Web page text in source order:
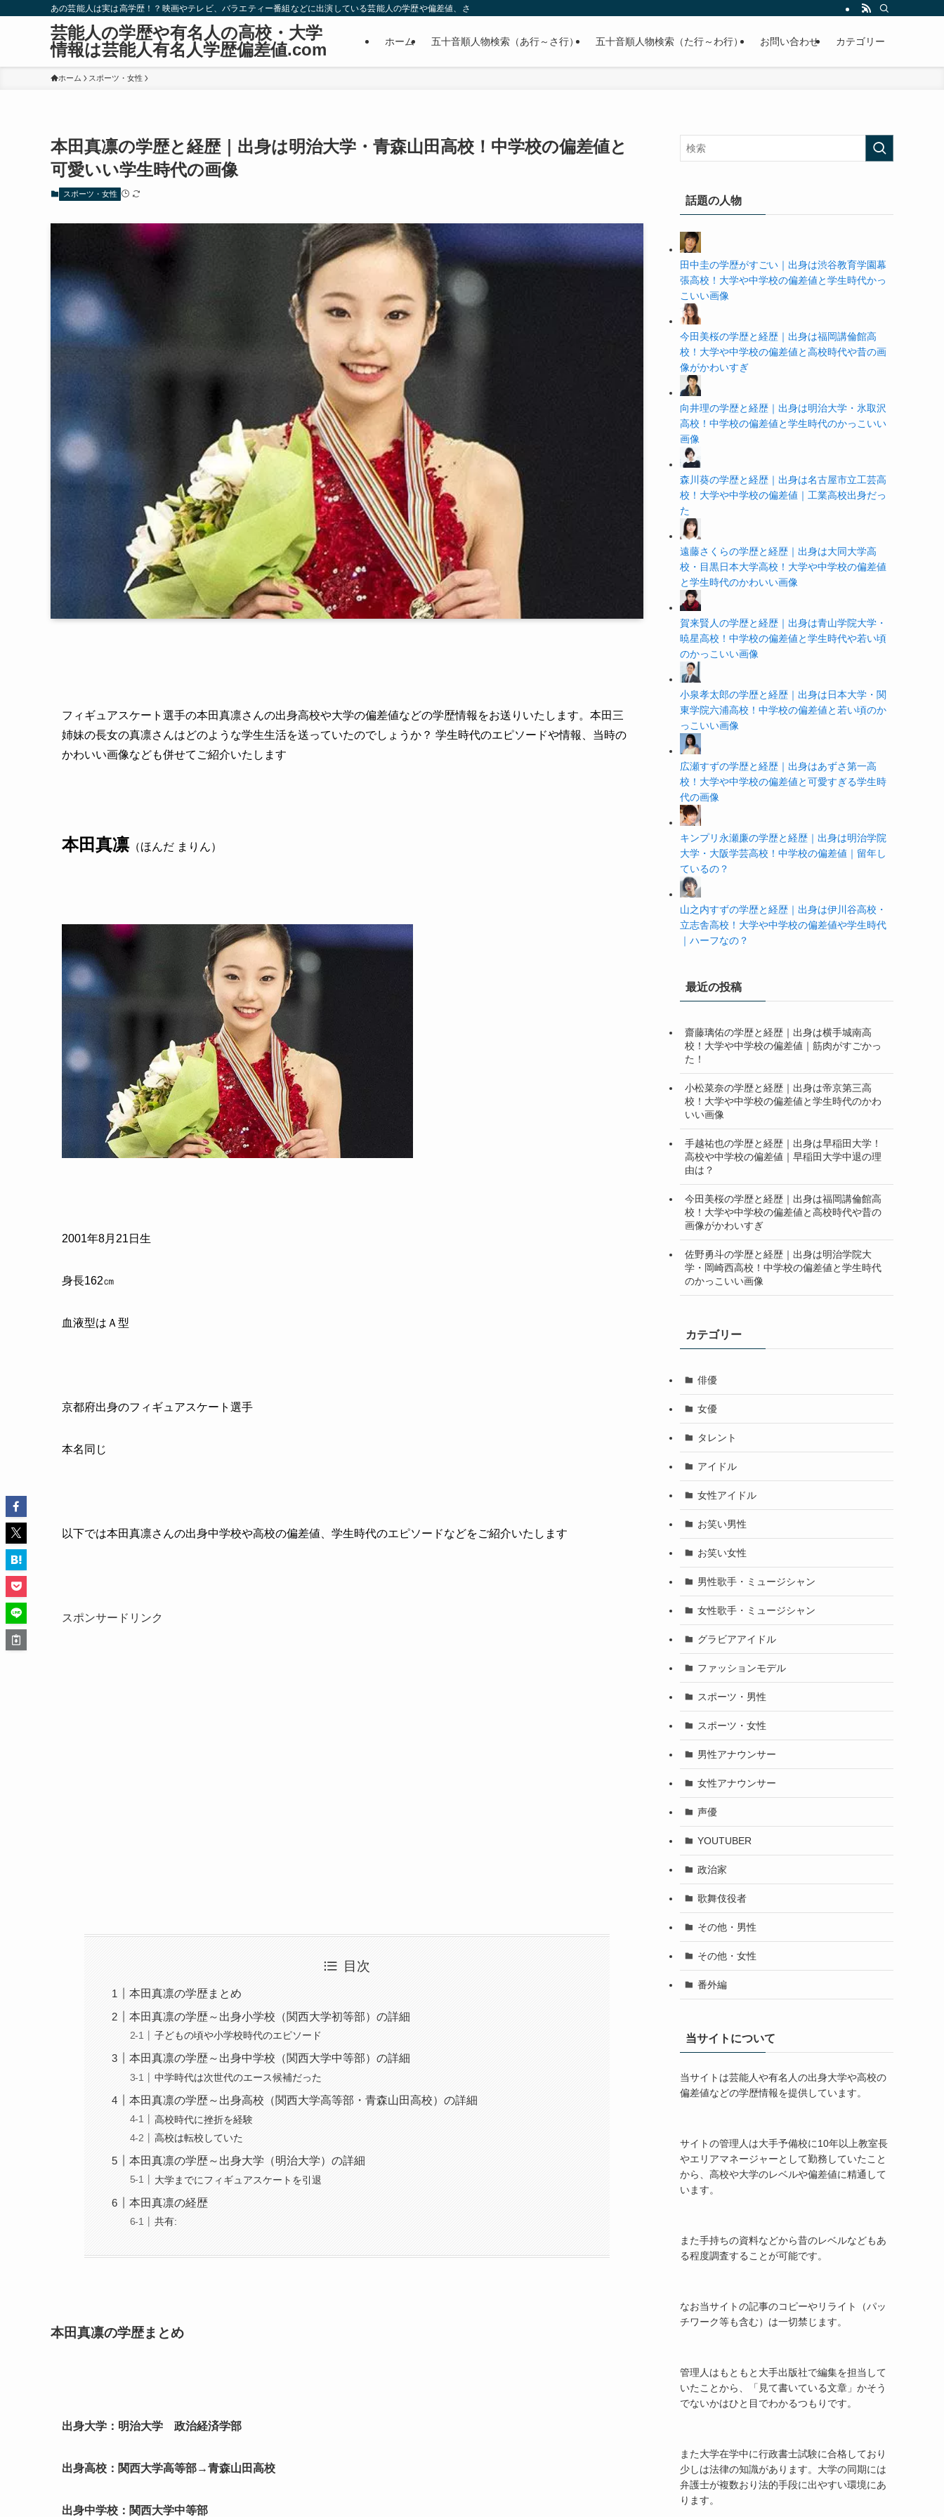
あの芸能人は実は高学歴！？映画やテレビ、バラエティー番組などに出演している芸能人の学歴や偏差値、さらに政治家やスポーツ選手などの有名人の学歴や高校・大学の偏差値まで紹介していきます。
芸能人の学歴や有名人の高校・大学
情報は芸能人有名人学歴偏差値.com
ホーム 五十音順人物検索（あ行～さ行） 五十音順人物検索（た行～わ行） お問い合わせ カテゴリー
ホーム スポーツ・女性
本田真凛の学歴と経歴｜出身は明治大学・青森山田高校！中学校の偏差値と
可愛いい学生時代の画像
スポーツ・女性
フィギュアスケート選手の本田真凛さんの出身高校や大学の偏差値などの学歴情報をお送りいたします。本田三
姉妹の長女の真凛さんはどのような学生生活を送っていたのでしょうか？ 学生時代のエピソードや情報、当時の
かわいい画像なども併せてご紹介いたします
本田真凛（ほんだ まりん）
2001年8月 21 日生
身長162㎝
血液型はＡ型
京都府出身のフィギュアスケート選手
本名同じ
以下では本田真凛さんの出身中学校や高校の偏差値、学生時代のエピソードなどをご紹介いたします
スポンサードリンク
目次
本田真凛の学歴まとめ
本田真凛の学歴～出身小学校（関西大学初等部）の詳細
子どもの頃や小学校時代のエピソード
本田真凛の学歴～出身中学校（関西大学中等部）の詳細
中学時代は次世代のエース候補だった
本田真凛の学歴～出身高校（関西大学高等部・青森山田高校）の詳細
高校時代に挫折を経験
高校は転校していた
本田真凛の学歴～出身大学（明治大学）の詳細
大学までにフィギュアスケートを引退
本田真凛の経歴
共有:
本田真凛の学歴まとめ
出身大学：明治大学 政治経済学部
出身高校：関西大学高等部→青森山田高校
出身中学校：関西大学中等部
話題の人物
田中圭の学歴がすごい｜出身は渋谷教育学園幕
張高校！大学や中学校の偏差値と学生時代かっ
こいい画像
今田美桜の学歴と経歴｜出身は福岡講倫館高
校！大学や中学校の偏差値と高校時代や昔の画
像がかわいすぎ
向井理の学歴と経歴｜出身は明治大学・氷取沢
高校！中学校の偏差値と学生時代のかっこいい
画像
森川葵の学歴と経歴｜出身は名古屋市立工芸高
校！大学や中学校の偏差値｜工業高校出身だっ
た
遠藤さくらの学歴と経歴｜出身は大同大学高
校・目黒日本大学高校！大学や中学校の偏差値
と学生時代のかわいい画像
賀来賢人の学歴と経歴｜出身は青山学院大学・
暁星高校！中学校の偏差値と学生時代や若い頃
のかっこいい画像
小泉孝太郎の学歴と経歴｜出身は日本大学・関
東学院六浦高校！中学校の偏差値と若い頃のか
っこいい画像
広瀬すずの学歴と経歴｜出身はあずさ第一高
校！大学や中学校の偏差値と可愛すぎる学生時
代の画像
キンプリ永瀬廉の学歴と経歴｜出身は明治学院
大学・大阪学芸高校！中学校の偏差値｜留年し
ているの？
山之内すずの学歴と経歴｜出身は伊川谷高校・
立志舎高校！大学や中学校の偏差値や学生時代
｜ハーフなの？
最近の投稿
齋藤璃佑の学歴と経歴｜出身は横手城南高
校！大学や中学校の偏差値｜筋肉がすごかっ
た！
小松菜奈の学歴と経歴｜出身は帝京第三高
校！大学や中学校の偏差値と学生時代のかわ
いい画像
手越祐也の学歴と経歴｜出身は早稲田大学！
高校や中学校の偏差値｜早稲田大学中退の理
由は？
今田美桜の学歴と経歴｜出身は福岡講倫館高
校！大学や中学校の偏差値と高校時代や昔の
画像がかわいすぎ
佐野勇斗の学歴と経歴｜出身は明治学院大
学・岡崎西高校！中学校の偏差値と学生時代
のかっこいい画像
カテゴリー
俳優
女優
タレント
アイドル
女性アイドル
お笑い男性
お笑い女性
男性歌手・ミュージシャン
女性歌手・ミュージシャン
グラビアアイドル
ファッションモデル
スポーツ・男性
スポーツ・女性
男性アナウンサー
女性アナウンサー
声優
YOUTUBER
政治家
歌舞伎役者
その他・男性
その他・女性
番外編
当サイトについて
当サイトは芸能人や有名人の出身大学や高校の
偏差値などの学歴情報を提供しています。
サイトの管理人は大手予備校に10年以上教室長
やエリアマネージャーとして勤務していたこと
から、高校や大学のレベルや偏差値に精通して
います。
また手持ちの資料などから昔のレベルなどもあ
る程度調査することが可能です。
なお当サイトの記事のコピーやリライト（パッ
チワーク等も含む）は一切禁じます。
管理人はもともと大手出版社で編集を担当して
いたことから、「見て書いている文章」かそう
でないかはひと目でわかるつもりです。
また大学在学中に行政書士試験に合格しており
少しは法律の知識があります。大学の同期には
弁護士が複数おり法的手段に出やすい環境にあ
ります。